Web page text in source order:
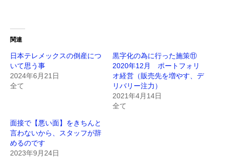
関連
日本テレメックスの倒産につ
いて思う事
2024年6月21日
全て
黒字化の為に行った施策⑪
2020年12月 ポートフォリ
オ経営（販売先を増やす、デ
リバリー注力）
2021年4月14日
全て
面接で【悪い面】をきちんと
言わないから、スタッフが辞
めるのです
2023年9月24日